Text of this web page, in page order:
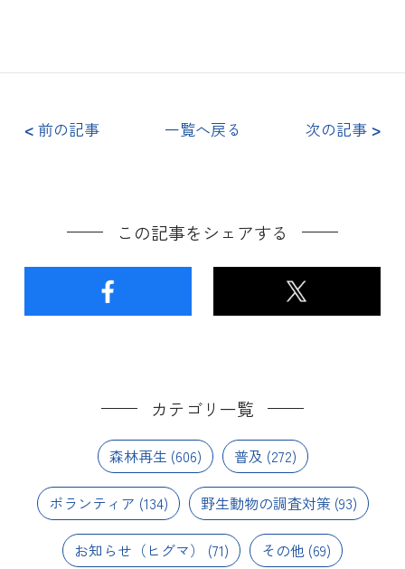
< 前の記事 一覧へ戻る 次の記事 >
この記事をシェアする
カテゴリ一覧
森林再生 (606) 普及 (272)
ボランティア (134) 野生動物の調査対策 (93)
お知らせ（ヒグマ） (71) その他 (69)